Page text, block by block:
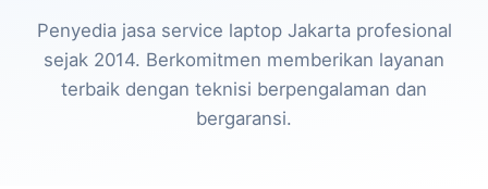
Penyedia jasa service laptop Jakarta profesional
sejak 2014. Berkomitmen memberikan layanan
terbaik dengan teknisi berpengalaman dan
bergaransi.